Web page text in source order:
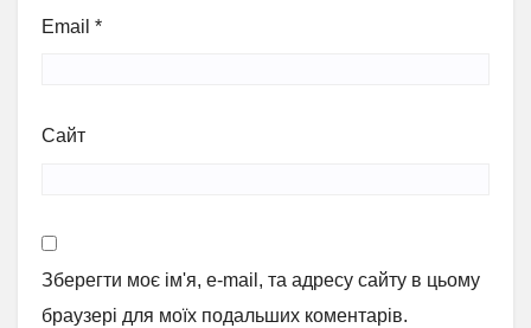
Email *
Сайт
Зберегти моє ім'я, e-mail, та адресу сайту в цьому
браузері для моїх подальших коментарів.